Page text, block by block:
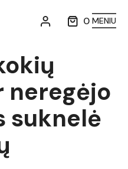
0 MENIU
neregėjo
suknelė